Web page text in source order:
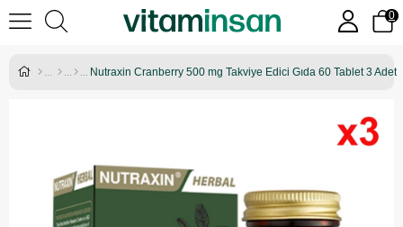
0
Nutraxin Cranberry 500 mg Takviye Edici Gıda 60 Tablet 3 Adet